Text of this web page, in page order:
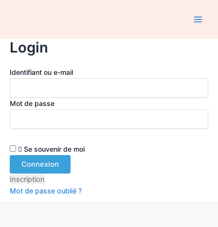
Login
Identifiant ou e-mail
Mot de passe
Se souvenir de moi
Inscription
Mot de passe oublié ?